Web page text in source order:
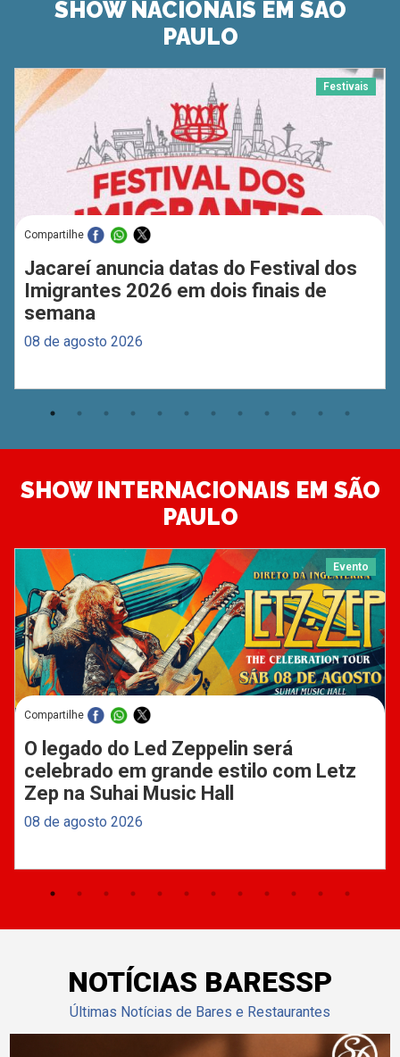
SHOW NACIONAIS EM SÃO
PAULO
Festivais
Compartilhe
Jacareí anuncia datas do Festival dos
Imigrantes 2026 em dois finais de
semana
08 de agosto 2026
SHOW INTERNACIONAIS EM SÃO
PAULO
Evento
Compartilhe
O legado do Led Zeppelin será
celebrado em grande estilo com Letz
Zep na Suhai Music Hall
08 de agosto 2026
NOTÍCIAS BARESSP
Últimas Notícias de Bares e Restaurantes